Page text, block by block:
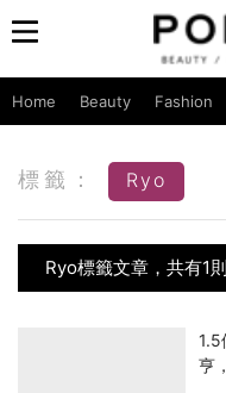
Home Beauty Fashion
標籤： Ryo
Ryo標籤文章，共有1
1.5
亨